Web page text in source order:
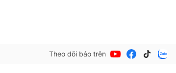
Theo dõi báo trên